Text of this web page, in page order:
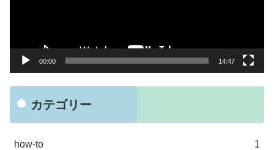
00:00 14:47
カテゴリー
how-to 1